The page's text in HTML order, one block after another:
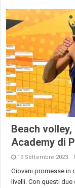
Beach
Academy di
19 Settembre 2023
Giovani promesse in
livelli. Con questi